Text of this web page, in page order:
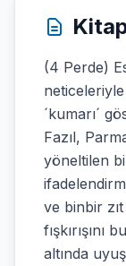
(4 Perde)
´kumarı´
Fazıl,
yöneltilen
ve binbir
fışkırışını
altında